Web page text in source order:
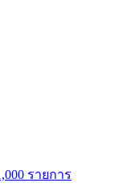
รายการ